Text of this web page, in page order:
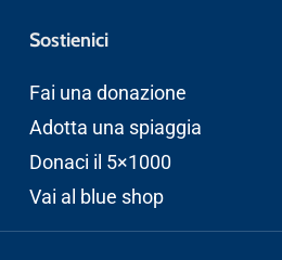
Sostienici
Fai una donazione
Adotta una spiaggia
Donaci il 5×1000
Vai al blue shop